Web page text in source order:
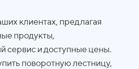
клиентах, предлагая
продукты,
сервис и доступные цены.
поворотную лестницу,